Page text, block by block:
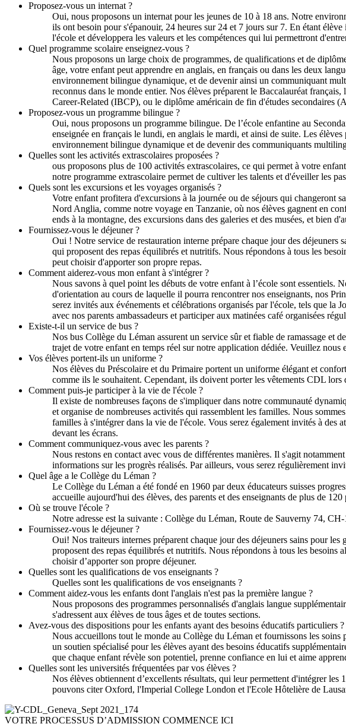
Proposez-vous un internat ?
Oui, nous proposons un internat pour les jeunes de 10 à 18 ans. Notre
ils ont besoin pour s'épanouir, 24 heures sur 24 et 7 jours sur 7. En étant
l'école et développera les valeurs et les compétences qui lui permettront
Quel programme scolaire enseignez-vous ?
Nous proposons un large choix de programmes, de qualifications et de
âge, votre enfant peut apprendre en anglais, en français ou dans les deux
environnement bilingue dynamique, et de devenir ainsi un communiquant
reconnus dans le monde entier. Nos élèves préparent le Baccalauréat
Career-Related (IBCP), ou le diplôme américain de fin d'études secondaires
Proposez-vous un programme bilingue ?
Oui, nous proposons un programme bilingue. De l’école enfantine au
enseignée en français le lundi, en anglais le mardi, et ainsi de suite. Les
environnement bilingue dynamique et de devenir des ​​communiquants
Quelles sont les activités extrascolaires proposées ?
ous proposons plus de 100 activités extrascolaires, ce qui permet à votre
notre programme extrascolaire permet de cultiver les talents et d'éveiller les
Quels sont les excursions et les voyages organisés ?
Votre enfant profitera d'excursions à la journée ou de séjours qui changeront
Nord Anglia, comme notre voyage en Tanzanie, où nos élèves gagnent en
ends à la montagne, des excursions dans des galeries et des musées, et bien
Fournissez-vous le déjeuner ?
Oui ! Notre service de restauration interne prépare chaque jour des déjeuners
qui proposent des repas équilibrés et nutritifs. Nous répondons à tous les
peut choisir d'apporter son propre repas.
Comment aiderez-vous mon enfant à s'intégrer ?
Nous savons à quel point les débuts de votre enfant à l’école sont
d'orientation au cours de laquelle il pourra rencontrer nos enseignants, nos
serez invités aux événements et célébrations organisés par l'école, tels que la
avec nos parents ambassadeurs et participer aux matinées café organisées
Existe-t-il un service de bus ?
Nos bus Collège du Léman assurent un service sûr et fiable de ramassage et
trajet de votre enfant en temps réel sur notre application dédiée. Veuillez
Vos élèves portent-ils un uniforme ?
Nos élèves du Préscolaire et du Primaire portent un uniforme élégant et
comme ils le souhaitent. Cependant, ils doivent porter les vêtements CDL
Comment puis-je participer à la vie de l'école ?
Il existe de nombreuses façons de s'impliquer dans notre communauté
et organise de nombreuses activités qui rassemblent les familles. Nous
familles à s'intégrer dans la vie de l'école. Vous serez également invités à des
devant les écrans.
Comment communiquez-vous avec les parents ?
Nous restons en contact avec vous de différentes manières. Il s'agit
informations sur les progrès réalisés. Par ailleurs, vous serez ​​régulièrement
Quel âge a le Collège du Léman ?
Le Collège du Léman a été fondé en 1960 par deux éducateurs suisses
accueille aujourd'hui des élèves, des parents et des enseignants de plus de 120
Où se trouve l'école ?
Notre adresse est la suivante : Collège du Léman, Route de Sauverny 74,
Fournissez-vous le déjeuner ?
Oui! Nos traiteurs internes préparent chaque jour des déjeuners sains pour
proposent des repas équilibrés et nutritifs. Nous répondons à tous les
choisir d’apporter son propre déjeuner.
Quelles sont les qualifications de vos enseignants ?
Quelles sont les qualifications de vos enseignants ?
Comment aidez-vous les enfants dont l'anglais n'est pas la première langue ?
Nous proposons des programmes personnalisés d'anglais langue
s'adressent aux élèves de tous âges et de toutes sections.
Avez-vous des dispositions pour les enfants ayant des besoins éducatifs particuliers ?
Nous accueillons tout le monde au Collège du Léman et fournissons les
un soutien spécialisé pour les élèves ayant des besoins éducatifs
que chaque enfant révèle son potentiel, prenne confiance en lui et aime
Quelles sont les universités fréquentées par vos élèves ?
Nos élèves obtiennent d’excellents résultats, qui leur permettent d'intégrer
pouvons citer Oxford, l'Imperial College London et l'Ecole Hôtelière de
VOTRE PROCESSUS D’ADMISSION COMMENCE ICI